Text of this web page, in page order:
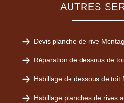
AUTRES
Devis planche de rive
Réparation de dessous de
Habillage de dessous de toit
Habillage planches de rives